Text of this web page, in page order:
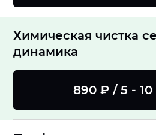
Химическая чистка
динамика
890 ₽ / 5 -